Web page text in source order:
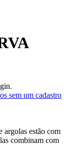
sem um cadastro
argolas estão com
combinam com